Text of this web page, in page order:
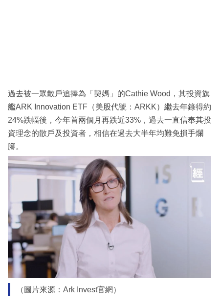
區
過去被一眾散戶追捧為「契媽」的Cathie Wood，其投資旗
艦ARK Innovation ETF（美股代號：ARKK）繼去年錄得約
24%跌幅後，今年首兩個月再跌近33%，過去一直信奉其投
資理念的散戶及投資者，相信在過去大半年均難免損手爛
腳。
（圖片來源：Ark Invest官網）